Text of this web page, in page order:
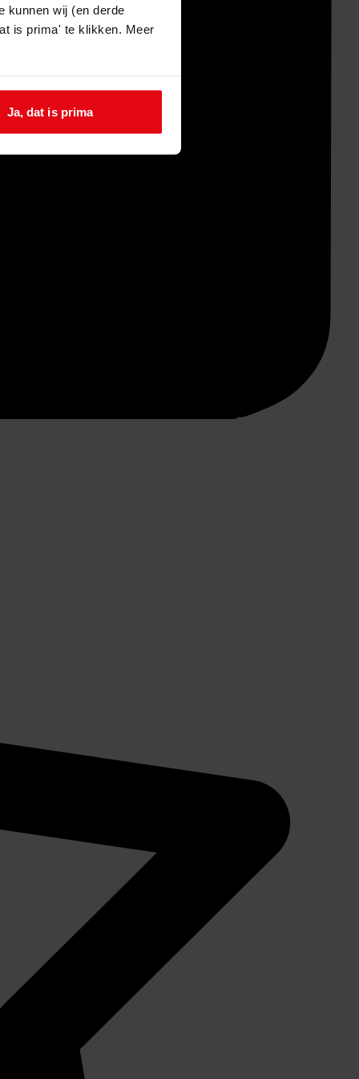
kunnen wij (en derde
is prima' te klikken. Meer
Ja, dat is prima